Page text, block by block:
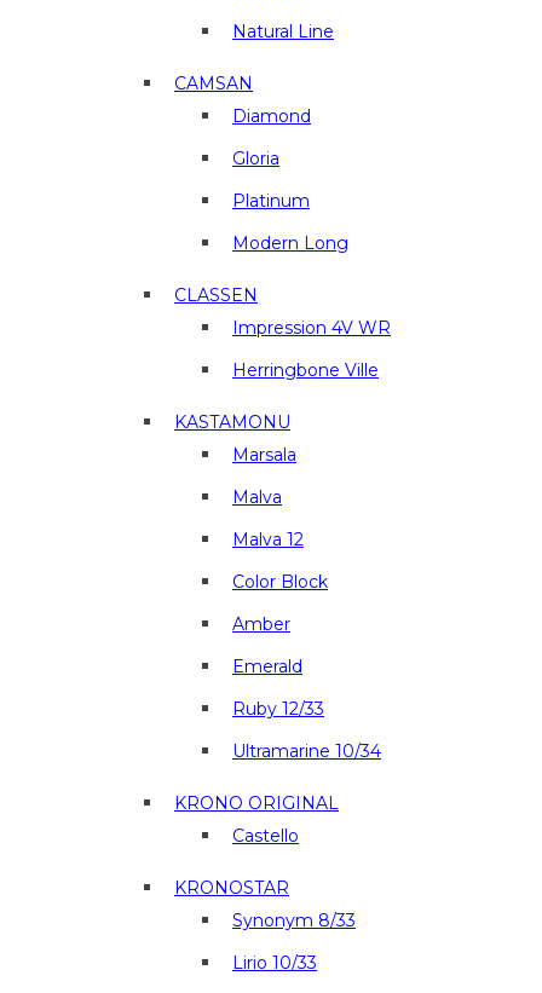
Natural Line
CAMSAN
Diamond
Gloria
Platinum
Modern Long
CLASSEN
Impression 4V WR
Herringbone Ville
KASTAMONU
Marsala
Malva
Malva 12
Color Block
Amber
Emerald
Ruby 12/33
Ultramarine 10/34
KRONO ORIGINAL
Castello
KRONOSTAR
Synonym 8/33
Lirio 10/33